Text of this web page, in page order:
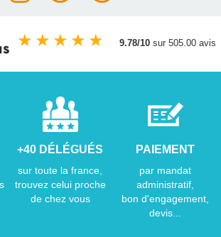
★ ★ ★ ★ ★ 9.78/10 sur 505.00 avis
+40 DÉLÉGUÉS
sur toute la france,
trouvez celui proche
de chez vous
PAIEMENT
par mandat
administratif,
bon d'engagement,
devis...